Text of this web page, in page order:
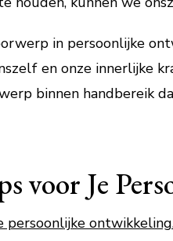
in persoonlijke
en onze innerlijke
binnen handbereik
voor Je